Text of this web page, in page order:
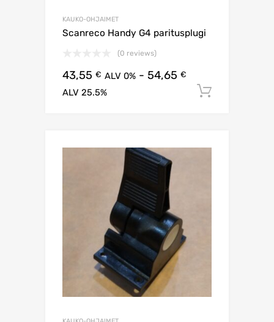
KAUKO-OHJAIMET
Scanreco Handy G4 paritusplugi
(0 reviews)
43,55 € ALV 0% - 54,65 €
ALV 25.5%